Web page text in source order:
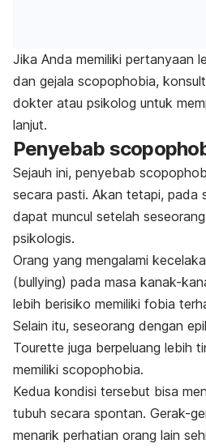
Jika Anda memiliki pertanyaan
dan gejala scopophobia,
dokter atau psikolog untuk
lanjut.
Penyebab
Sejauh ini, penyebab
secara pasti. Akan tetapi, pada
dapat muncul setelah
psikologis.
Orang yang mengalami
(bullying) pada masa kanak-
lebih berisiko memiliki fobia
Selain itu, seseorang dengan
Tourette juga berpeluang lebih
memiliki scopophobia.
Kedua kondisi tersebut bisa
tubuh secara spontan. Gerak-
menarik perhatian orang lain